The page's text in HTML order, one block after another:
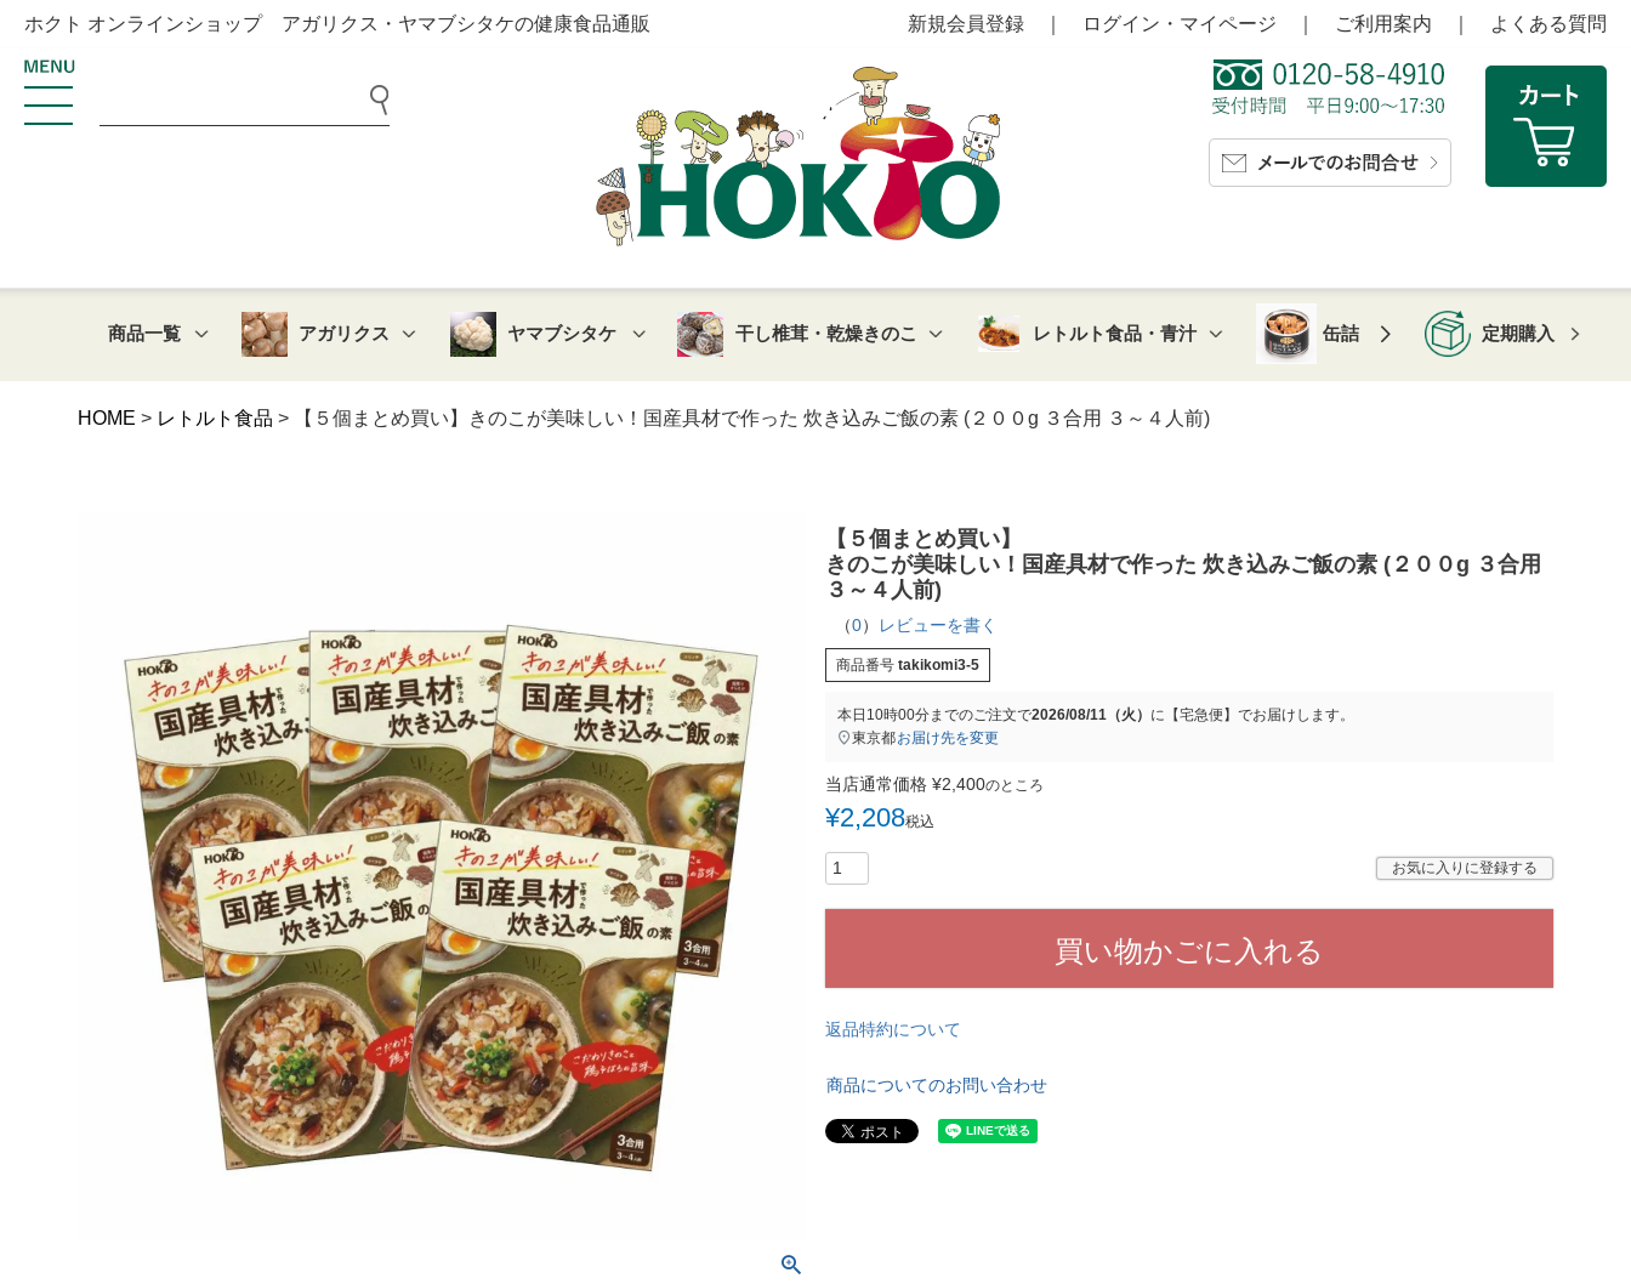
ホクト オンラインショップ アガリクス・ヤマブシタケの健康食品通販 新規会員登録 ログイン・マイページ ご利用案内 よくある質問
商品一覧 アガリクス ヤマブシタケ 干し椎茸・乾燥きのこ レトルト食品・青汁 缶詰 定期購入
HOME レトルト食品 【５個まとめ買い】きのこが美味しい！国産具材で作った 炊き込みご飯の素 (２００g ３合用 ３～４人前)
【５個まとめ買い】
きのこが美味しい！国産具材で作った 炊き込みご飯の素 (２００g ３合用
３～４人前)
（0） レビューを書く
商品番号 takikomi3-5
本日 10時00分までのご注文で2026/08/11（火） に 【宅急便】 でお届けします。
東京都お届け先を変更
当店通常価格 ¥2,400のところ
¥2,208税込
お気に入りに登録する
買い物かごに入れる
返品特約について
商品についてのお問い合わせ